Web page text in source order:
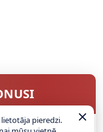
pieredzi.